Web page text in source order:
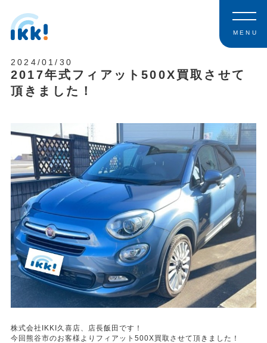
MENU
2024/01/30
2017年式フィアット500X買取させて
頂きました！
株式会社IKKI久喜店、店長飯田です！
今回熊谷市のお客様よりフィアット500X買取させて頂きました！